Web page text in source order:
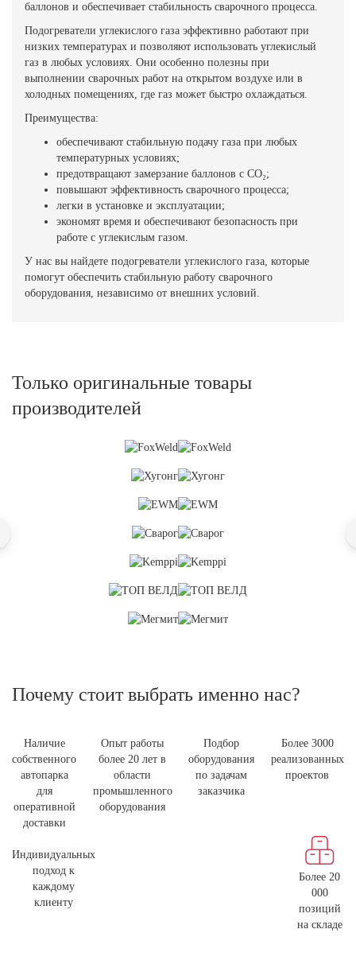
баллонов и обеспечивает стабильность сварочного процесса.
Подогреватели углекислого газа эффективно работают при
низких температурах и позволяют использовать углекислый
газ в любых условиях. Они особенно полезны при
выполнении сварочных работ на открытом воздухе или в
холодных помещениях, где газ может быстро охлаждаться.
Преимущества:
обеспечивают стабильную подачу газа при любых
температурных условиях;
предотвращают замерзание баллонов с CO₂;
повышают эффективность сварочного процесса;
легки в установке и эксплуатации;
экономят время и обеспечивают безопасность при
работе с углекислым газом.
У нас вы найдете подогреватели углекислого газа, которые
помогут обеспечить стабильную работу сварочного
оборудования, независимо от внешних условий.
Только оригинальные товары
производителей
Почему стоит выбрать именно нас?
Наличие
собственного
автопарка
для
оперативной
доставки
Опыт работы
более 20 лет в
области
промышленного
оборудования
Подбор
оборудования
по задачам
заказчика
Более 3000
реализованных
проектов
Индивидуальных
подход к
каждому
клиенту
Более 20
000
позиций
на складе